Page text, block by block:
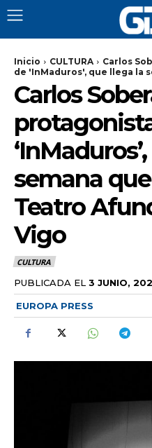
Inicio CULTURA
Carlos
de 'InMaduros', que llega la
Carlos
semana
Teatro
Vigo
CULTURA
PUBLICADA EL 3 JUNIO,
EUROPA PRESS